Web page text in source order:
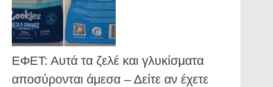
ΕΦΕΤ: Αυτά τα ζελέ και γλυκίσματα
αποσύρονται άμεσα – Δείτε αν έχετε